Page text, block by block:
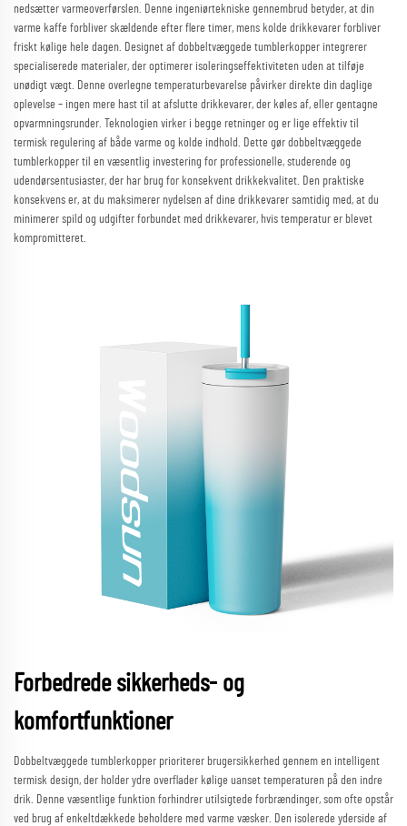
nedsætter varmeoverførslen. Denne ingeniørtekniske gennembrud betyder, at din
varme kaffe forbliver skældende efter flere timer, mens kolde drikkevarer forbliver
friskt kølige hele dagen. Designet af dobbeltvæggede tumblerkopper integrerer
specialiserede materialer, der optimerer isoleringseffektiviteten uden at tilføje
unødigt vægt. Denne overlegne temperaturbevarelse påvirker direkte din daglige
oplevelse – ingen mere hast til at afslutte drikkevarer, der køles af, eller gentagne
opvarmningsrunder. Teknologien virker i begge retninger og er lige effektiv til
termisk regulering af både varme og kolde indhold. Dette gør dobbeltvæggede
tumblerkopper til en væsentlig investering for professionelle, studerende og
udendørsentusiaster, der har brug for konsekvent drikkekvalitet. Den praktiske
konsekvens er, at du maksimerer nydelsen af dine drikkevarer samtidig med, at du
minimerer spild og udgifter forbundet med drikkevarer, hvis temperatur er blevet
kompromitteret.
Forbedrede sikkerheds- og
komfortfunktioner
Dobbeltvæggede tumblerkopper prioriterer brugersikkerhed gennem en intelligent
termisk design, der holder ydre overflader kølige uanset temperaturen på den indre
drik. Denne væsentlige funktion forhindrer utilsigtede forbrændinger, som ofte opstår
ved brug af enkeltdækkede beholdere med varme væsker. Den isolerede yderside af